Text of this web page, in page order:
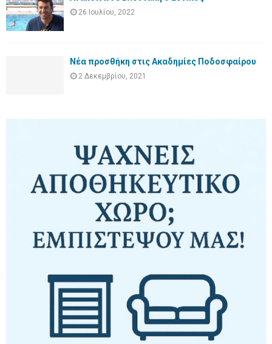
26 Ιουλίου, 2022
Νέα προσθήκη στις Ακαδημίες Ποδοσφαίρου
2 Δεκεμβρίου, 2021